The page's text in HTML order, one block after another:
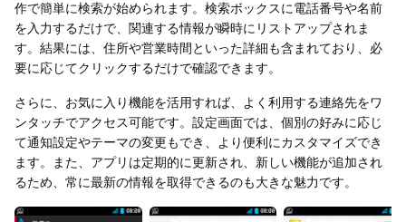
作で簡単に検索が始められます。検索ボックスに電話番号や名前
を入力するだけで、関連する情報が瞬時にリストアップされま
す。結果には、住所や営業時間といった詳細も含まれており、必
要に応じてクリックするだけで確認できます。
さらに、お気に入り機能を活用すれば、よく利用する連絡先をワ
ンタッチでアクセス可能です。設定画面では、個別の好みに応じ
て通知設定やテーマの変更もでき、より便利にカスタマイズでき
ます。また、アプリは定期的に更新され、新しい機能が追加され
るため、常に最新の情報を取得できるのも大きな魅力です。